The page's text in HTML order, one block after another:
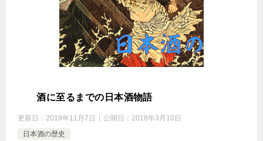
清酒に至るまでの日本酒物語
更新日： 2019年11月7日 公開日： 2018年3月10日
日本酒の歴史